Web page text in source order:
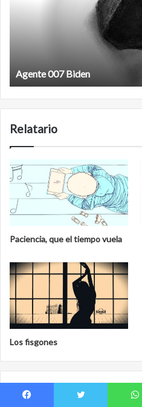
Film antineoliberal
Relatario
Paciencia, que el tiempo vuela
Los fisgones
Cristal de Aliento